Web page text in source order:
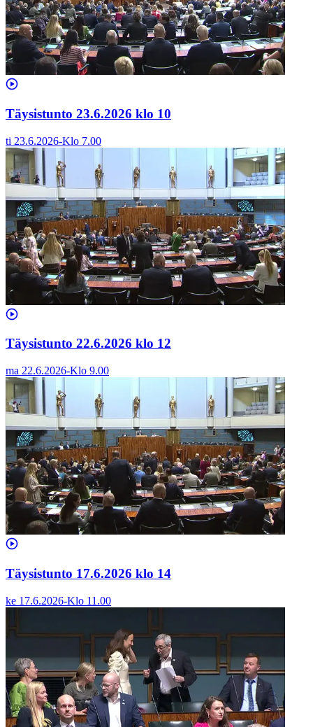
Täysistunto 23.6.2026 klo 10
ti 23.6.2026-Klo 7.00
Täysistunto 22.6.2026 klo 12
ma 22.6.2026-Klo 9.00
Täysistunto 17.6.2026 klo 14
ke 17.6.2026-Klo 11.00